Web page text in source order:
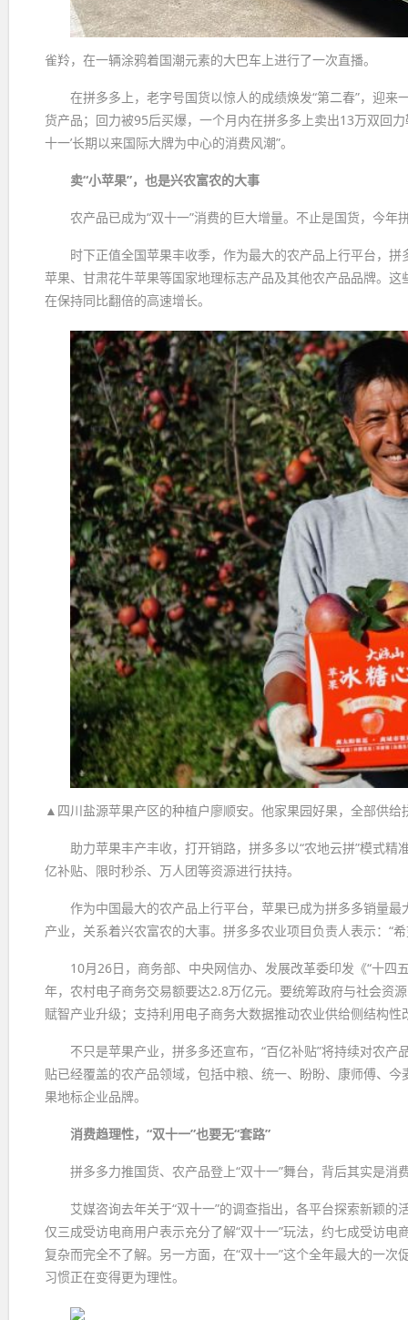
雀羚，在一辆涂鸦着国潮元素的大巴车上进行了一次直播。
在拼多多上，老字号国货以惊人的成绩焕发“第二春”，迎
货产品；回力被95后买爆，一个月内在拼多多上卖出13万双回
十一’长期以来国际大牌为中心的消费风潮”。
卖“小苹果”，也是兴农富农的大事
农产品已成为“双十一”消费的巨大增量。不止是国货，今年
时下正值全国苹果丰收季，作为最大的农产品上行平台，
苹果、甘肃花牛苹果等国家地理标志产品及其他农产品品牌。
在保持同比翻倍的高速增长。
▲四川盐源苹果产区的种植户廖顺安。他家果园好果，全部供给
助力苹果丰产丰收，打开销路，拼多多以“农地云拼”模式
亿补贴、限时秒杀、万人团等资源进行扶持。
作为中国最大的农产品上行平台，苹果已成为拼多多销量
产业，关系着兴农富农的大事。拼多多农业项目负责人表示：“
10月26日，商务部、中央网信办、发展改革委印发《“十
年，农村电子商务交易额要达2.8万亿元。要统筹政府与社会资
赋智产业升级；支持利用电子商务大数据推动农业供给侧结构性
不只是苹果产业，拼多多还宣布，“百亿补贴”将持续对农
贴已经覆盖的农产品领域，包括中粮、统一、盼盼、康师傅、
果地标企业品牌。
消费趋理性，“双十一”也要无“套路”
拼多多力推国货、农产品登上“双十一”舞台，背后其实是消
艾媒咨询去年关于“双十一”的调查指出，各平台探索新颖
仅三成受访电商用户表示充分了解“双十一”玩法，约七成受访
复杂而完全不了解。另一方面，在“双十一”这个全年最大的一
习惯正在变得更为理性。